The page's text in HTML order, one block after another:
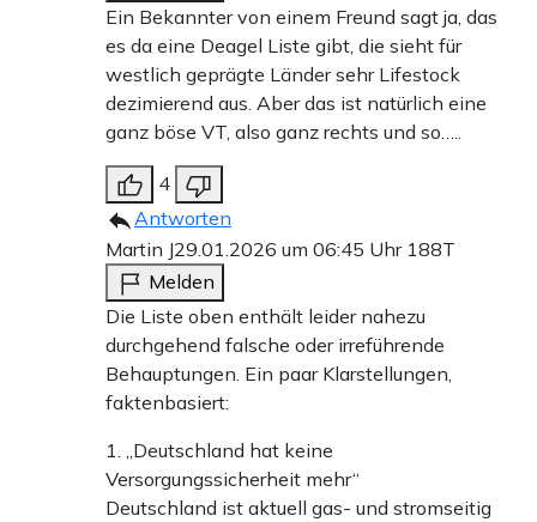
Versorgungssicherheit für Verbraucher und Industrie
wieder in den Mittelpunkt stellt. Ein zukunftsfähiges
Energiesystem braucht mehr als nur wetterabhängige
Erzeugung. Es braucht flexible Kraftwerke, ausreichende
Gasreserven, verlässliche Lieferketten und eine
Infrastruktur, die auch in außergewöhnlichen Wetterlagen
funktioniert. Nur wenn diese Elemente zusammenspielen,
ist das System wirklich krisenfest.
Zu den Kommentaren (87)
Einmalig Monatlich
Ein Bekannter von einem Freund sagt ja, das
es da eine Deagel Liste gibt, die sieht für
westlich geprägte Länder sehr Lifestock
dezimierend aus. Aber das ist natürlich eine
ganz böse VT, also ganz rechts und so…..
4
Antworten
Martin J29.01.2026 um 06:45 Uhr 188T
Melden
Die Liste oben enthält leider nahezu
durchgehend falsche oder irreführende
Behauptungen. Ein paar Klarstellungen,
faktenbasiert:
1. „Deutschland hat keine
Versorgungssicherheit mehr“
Deutschland ist aktuell gas- und stromseitig